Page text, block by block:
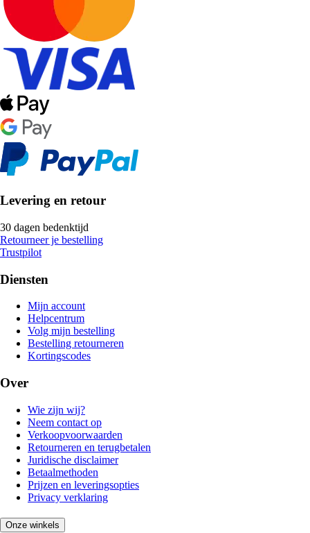
Levering en retour
30 dagen bedenktijd
Retourneer je bestelling
Trustpilot
Diensten
Mijn account
Helpcentrum
Volg mijn bestelling
Bestelling retourneren
Kortingscodes
Over
Wie zijn wij?
Neem contact op
Verkoopvoorwaarden
Retourneren en terugbetalen
Juridische disclaimer
Betaalmethoden
Prijzen en leveringsopties
Privacy verklaring
Onze winkels